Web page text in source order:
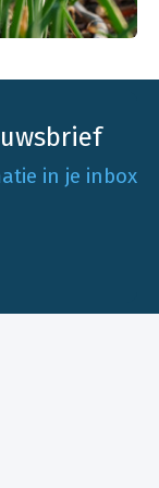
in je inbox